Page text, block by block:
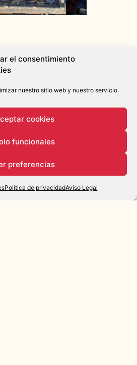
el consentimiento
nuestro sitio web y nuestro servicio.
cookies
funcionales
preferencias
Política de privacidadAviso Legal